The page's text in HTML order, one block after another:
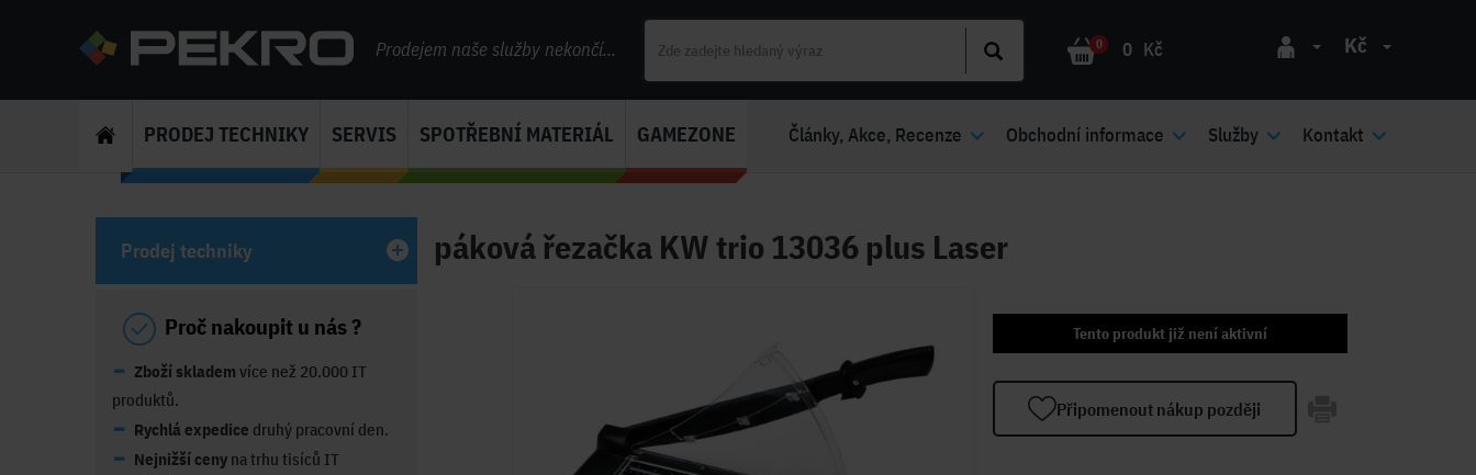
Prodejem naše služby nekončí... 0 0 Kč Kč
PRODEJ TECHNIKY SERVIS SPOTŘEBNÍ MATERIÁL GAMEZONE Články, Akce, Recenze Obchodní informace Služby Kontakt
páková řezačka KW trio 13036 plus Laser
Tento produkt již není aktivní
Připomenout nákup později
Prodej techniky
Proč nakoupit u nás ?
Zboží skladem více než 20.000 IT
produktů.
Rychlá expedice druhý pracovní den.
Nejnižší ceny na trhu tisíců IT